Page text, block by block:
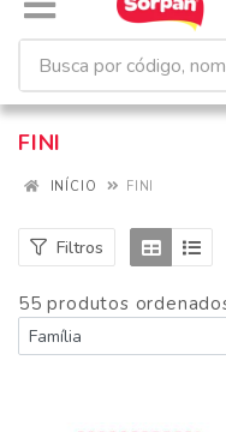
FINI
INÍCIO FINI
Filtros
55 produtos